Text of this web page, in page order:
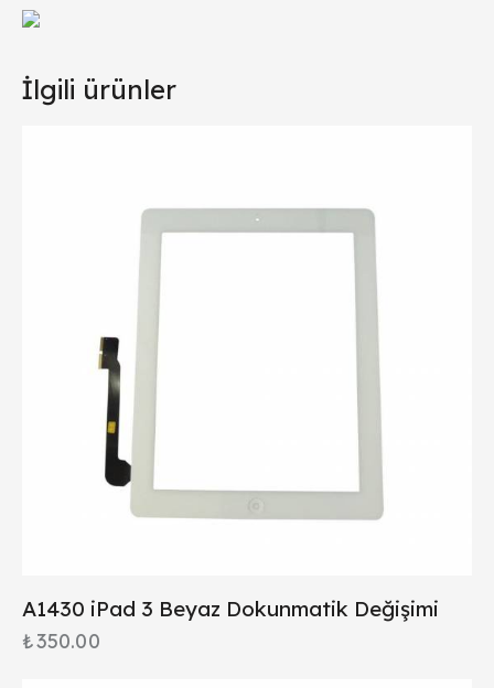
İlgili ürünler
A1430 iPad 3 Beyaz Dokunmatik Değişimi
₺350.00